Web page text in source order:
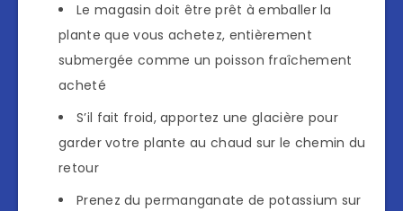
Le magasin doit être prêt à emballer la
plante que vous achetez, entièrement
submergée comme un poisson fraîchement
acheté
S’il fait froid, apportez une glacière pour
garder votre plante au chaud sur le chemin du
retour
Prenez du permanganate de potassium sur